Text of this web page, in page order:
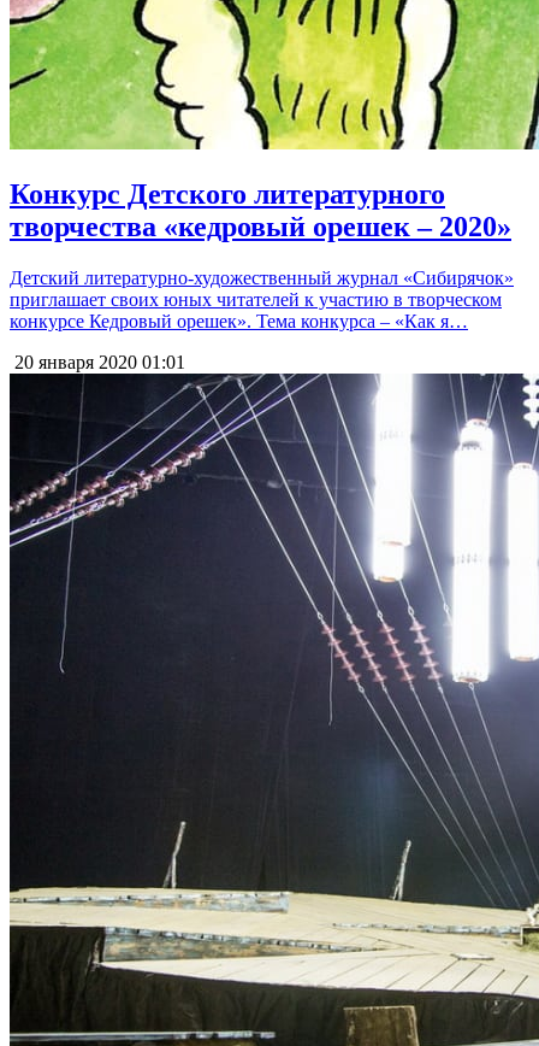
Конкурс Детского литературного
творчества «кедровый орешек – 2020»
Детский литературно-художественный журнал «Сибирячок»
приглашает своих юных читателей к участию в творческом
конкурсе Кедровый орешек». Тема конкурса – «Как я…
20 января 2020 01:01